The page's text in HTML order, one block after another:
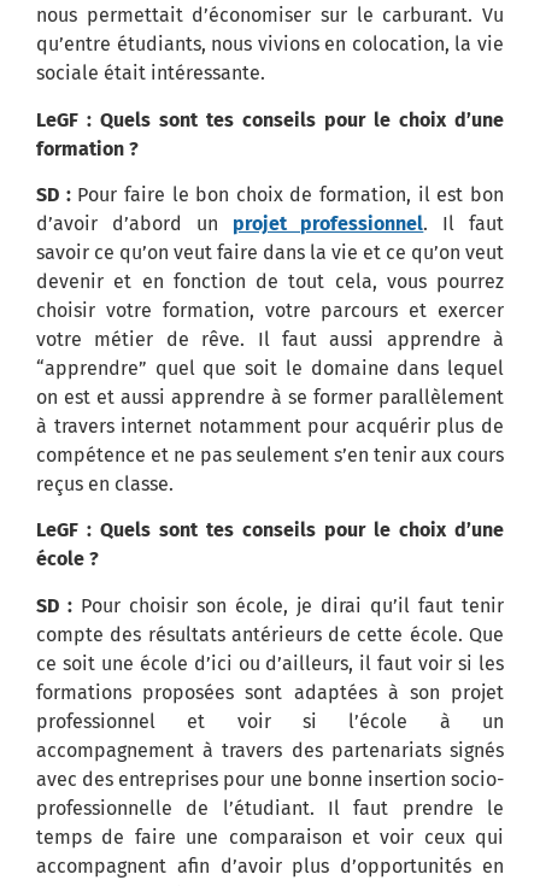
nous permettait d’économiser sur le carburant. Vu
qu’entre étudiants, nous vivions en colocation, la vie
sociale était intéressante.
LeGF : Quels sont tes conseils pour le choix d’une
formation ?
SD :Pour faire le bon choix de formation, il est bon
d’avoir d’abord un projet professionnel. Il faut
savoir ce qu’on veut faire dans la vie et ce qu’on veut
devenir et en fonction de tout cela, vous pourrez
choisir votre formation, votre parcours et exercer
votre métier de rêve. Il faut aussi apprendre à
“apprendre” quel que soit le domaine dans lequel
on est et aussi apprendre à se former parallèlement
à travers internet notamment pour acquérir plus de
compétence et ne pas seulement s’en tenir aux cours
reçus en classe.
LeGF : Quels sont tes conseils pour le choix d’une
école ?
SD : Pour choisir son école, je dirai qu’il faut tenir
compte des résultats antérieurs de cette école. Que
ce soit une école d’ici ou d’ailleurs, il faut voir si les
formations proposées sont adaptées à son projet
professionnel et voir si l’école à un
accompagnement à travers des partenariats signés
avec des entreprises pour une bonne insertion socio-
professionnelle de l’étudiant. Il faut prendre le
temps de faire une comparaison et voir ceux qui
accompagnent afin d’avoir plus d’opportunités en